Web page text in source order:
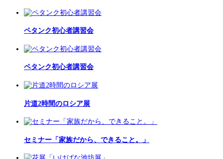
ペタンク初心者講習会
ペタンク初心者講習会
片道2時間のロシア展
セミナー「家族だから、できること。」